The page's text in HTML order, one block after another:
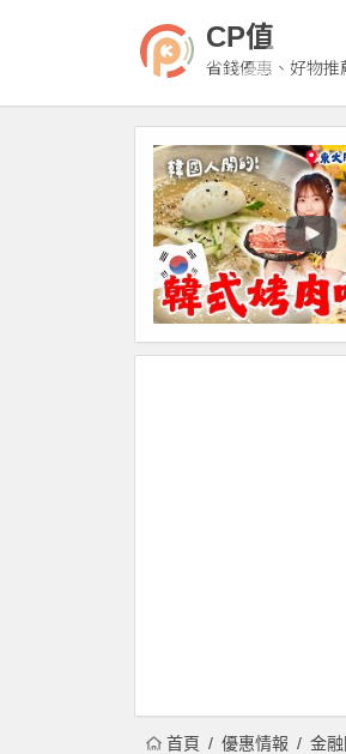
CP值
省錢優惠、好物推
首頁 優惠情報 金